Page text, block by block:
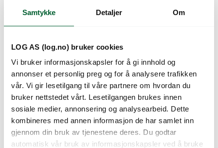
Samtykke Detaljer Om
LOG AS (log.no) bruker cookies
Vi bruker informasjonskapsler for å gi innhold og
annonser et personlig preg og for å analysere trafikken
vår. Vi gir lesetilgang til våre partnere om hvordan du
bruker nettstedet vårt. Lesetilgangen brukes innen
sosiale medier, annonsering og analysearbeid. Dette
kombineres med annen informasjon de har samlet inn
gjennom din bruk av tjenestene deres. Du godtar
automatisk vår bruk av informasjonskapsler ved å bruke
Kunder så også på